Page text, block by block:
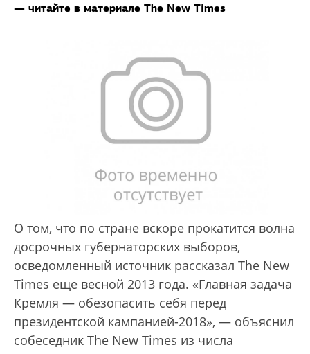
— читайте в материале The New Times
О том, что по стране вскоре прокатится волна
досрочных губернаторских выборов,
осведомленный источник рассказал The New
Times еще весной 2013 года. «Главная задача
Кремля — обезопасить себя перед
президентской кампанией-2018», — объяснил
собеседник The New Times из числа